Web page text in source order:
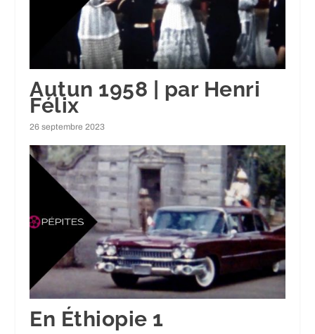
Autun 1958 | par Henri
Félix
26 septembre 2023
En Éthiopie 1